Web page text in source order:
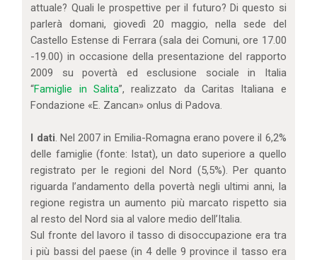
attuale? Quali le prospettive per il futuro? Di questo si
parlerà domani, giovedì 20 maggio, nella sede del
Castello Estense di Ferrara (sala dei Comuni, ore 17.00
-19.00) in occasione della presentazione del rapporto
2009 su povertà ed esclusione sociale in Italia
“Famiglie in Salita”, realizzato da Caritas Italiana e
Fondazione «E. Zancan» onlus di Padova.
I dati. Nel 2007 in Emilia-Romagna erano povere il 6,2%
delle famiglie (fonte: Istat), un dato superiore a quello
registrato per le regioni del Nord (5,5%). Per quanto
riguarda l’andamento della povertà negli ultimi anni, la
regione registra un aumento più marcato rispetto sia
al resto del Nord sia al valore medio dell’Italia.
Sul fronte del lavoro il tasso di disoccupazione era tra
i più bassi del paese (in 4 delle 9 province il tasso era